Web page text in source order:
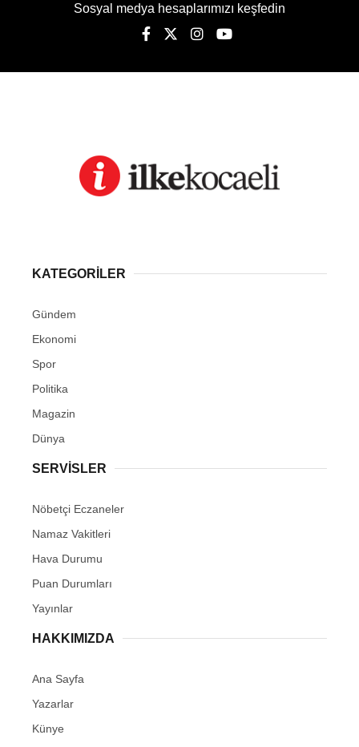
Sosyal medya hesaplarımızı keşfedin
KATEGORİLER
Gündem
Ekonomi
Spor
Politika
Magazin
Dünya
SERVİSLER
Nöbetçi Eczaneler
Namaz Vakitleri
Hava Durumu
Puan Durumları
Yayınlar
HAKKIMIZDA
Ana Sayfa
Yazarlar
Künye